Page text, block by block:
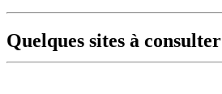
Quelques sites à consulter